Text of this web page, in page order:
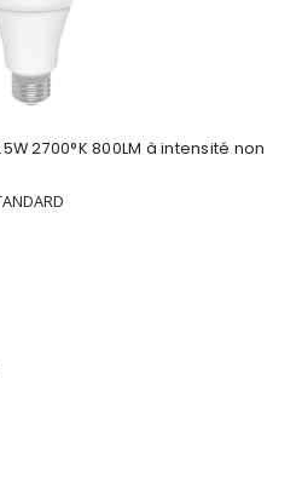
2700°K 800LM à intensité non